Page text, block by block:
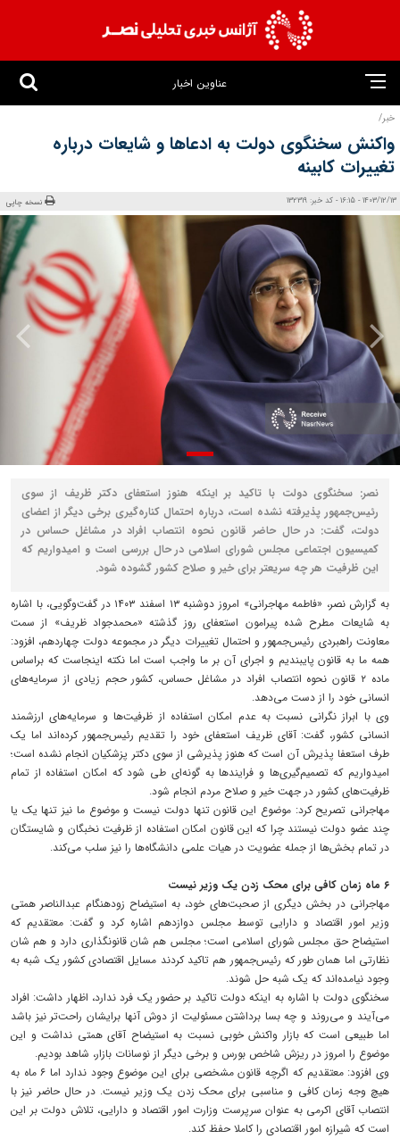
عناوین اخبار
خبر/
واکنش سخنگوی دولت به ادعاها و شایعات درباره
تغییرات کابینه
1403/12/13 - 16:15 - کد خبر: 132319 نسخه چاپی
نصر: سخنگوی دولت با تاکید بر اینکه هنوز استعفای دکتر ظریف از سوی
رئیس‌جمهور پذیرفته نشده است، درباره احتمال کناره‌گیری برخی دیگر از اعضای
دولت، گفت: در حال حاضر قانون نحوه انتصاب افراد در مشاغل حساس در
کمیسیون اجتماعی مجلس شورای اسلامی در حال بررسی است و امیدواریم که
این ظرفیت هر چه سریعتر برای خیر و صلاح کشور گشوده شود.
به گزارش نصر، «فاطمه مهاجرانی» امروز دوشنبه ۱۳ اسفند ۱۴۰۳ در گفت‌وگویی، با اشاره
به شایعات مطرح شده پیرامون استعفای روز گذشته «محمدجواد ظریف» از سمت
معاونت راهبردی رئیس‌جمهور و احتمال تغییرات دیگر در مجموعه دولت چهاردهم، افزود:
همه ما به قانون پایبندیم و اجرای آن بر ما واجب است اما نکته اینجاست که براساس
ماده ۲ قانون نحوه انتصاب افراد در مشاغل حساس، کشور حجم زیادی از سرمایه‌های
انسانی خود را از دست می‌دهد.
وی با ابراز نگرانی نسبت به عدم امکان استفاده از ظرفیت‌ها و سرمایه‌های ارزشمند
انسانی کشور، گفت: آقای ظریف استعفای خود را تقدیم رئیس‌جمهور کرده‌اند اما یک
طرف استعفا پذیرش آن است که هنوز پذیرشی از سوی دکتر پزشکیان انجام نشده است؛
امیدواریم که تصمیم‌گیری‌ها و فرایندها به گونه‌ای طی شود که امکان استفاده از تمام
ظرفیت‌های کشور در جهت خیر و صلاح مردم انجام شود.
مهاجرانی تصریح کرد: موضوع این قانون تنها دولت نیست و موضوع ما نیز تنها یک یا
چند عضو دولت نیستند چرا که این قانون امکان استفاده از ظرفیت نخبگان و شایستگان
در تمام بخش‌ها از جمله عضویت در هیات علمی دانشگاه‌ها را نیز سلب می‌کند.
۶ ماه زمان کافی برای محک زدن یک وزیر نیست
مهاجرانی در بخش دیگری از صحبت‌های خود، به استیضاح زودهنگام عبدالناصر همتی
وزیر امور اقتصاد و دارایی توسط مجلس دوازدهم اشاره کرد و گفت: معتقدیم که
استیضاح حق مجلس شورای اسلامی است؛ مجلس هم شان قانونگذاری دارد و هم شان
نظارتی اما همان طور که رئیس‌جمهور هم تاکید کردند مسایل اقتصادی کشور یک شبه به
وجود نیامده‌اند که یک شبه حل شوند.
سخنگوی دولت با اشاره به اینکه دولت تاکید بر حضور یک فرد ندارد، اظهار داشت: افراد
می‌آیند و می‌روند و چه بسا برداشتن مسئولیت از دوش آنها برایشان راحت‌تر نیز باشد
اما طبیعی است که بازار واکنش خوبی نسبت به استیضاح آقای همتی نداشت و این
موضوع را امروز در ریزش شاخص بورس و برخی دیگر از نوسانات بازار، شاهد بودیم.
وی افزود: معتقدیم که اگرچه قانون مشخصی برای این موضوع وجود ندارد اما ۶ ماه به
هیچ وجه زمان کافی و مناسبی برای محک زدن یک وزیر نیست. در حال حاضر نیز با
انتصاب آقای اکرمی به عنوان سرپرست وزارت امور اقتصاد و دارایی، تلاش دولت بر این
است که شیرازه امور اقتصادی را کاملا حفظ کند.